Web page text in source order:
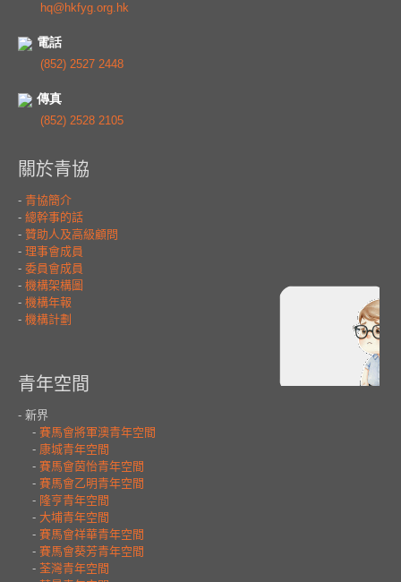
hq@hkfyg.org.hk
電話
(852) 2527 2448
傳真
(852) 2528 2105